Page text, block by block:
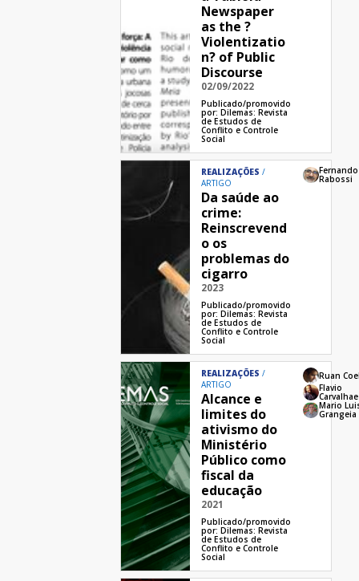
Newspaper
as the ?
Violentizatio
n? of Public
Discourse
02/09/2022
Publicado/promovido
por:Dilemas: Revista
de Estudos de
Conflito e Controle
Social
REALIZAÇÕES
ARTIGO
Da saúde ao
crime:
Reinscrevend
o os
problemas do
cigarro
2023
Publicado/promovido
por:Dilemas: Revista
de Estudos de
Conflito e Controle
Social
Fernando
Rabossi
REALIZAÇÕES
ARTIGO
Alcance e
limites do
ativismo do
Ministério
Público como
fiscal da
educação
2021
Publicado/promovido
por:Dilemas: Revista
de Estudos de
Conflito e Controle
Social
Ruan
Flavio
Mario
Grangeia